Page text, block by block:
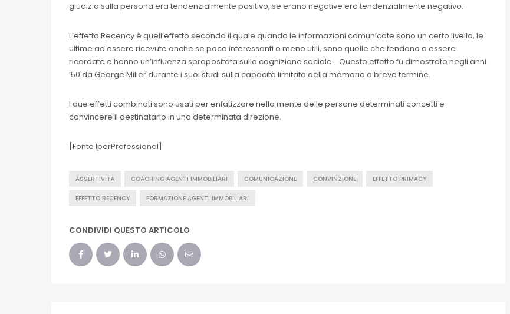
giudizio sulla persona era tendenzialmente positivo, se erano negative era tendenzialmente negativo.
L’effetto Recency è quell’effetto secondo il quale quando le informazioni comunicate sono un certo livello, le
ultime ad essere ricevute anche se poco interessanti o meno utili, sono quelle che tendono a essere
ricordate e hanno un’influenza spropositata sulla cognizione sociale. Questo effetto fu dimostrato negli anni
’50 da George Miller durante i suoi studi sulla capacità limitata della memoria a breve termine.
I due effetti combinati sono usati per enfatizzare nella mente delle persone determinati concetti e
convincere il destinatario in una determinata direzione.
[Fonte IperProfessional]
ASSERTIVITÀ COACHING AGENTI IMMOBILIARI COMUNICAZIONE CONVINZIONE EFFETTO PRIMACY
EFFETTO RECENCY FORMAZIONE AGENTI IMMOBILIARI
CONDIVIDI QUESTO ARTICOLO